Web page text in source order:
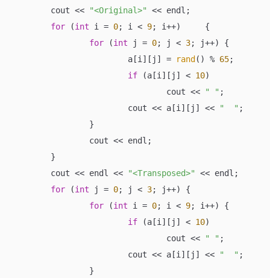
	cout <<
"<Original>"
<< endl;
for (int i = 0; i < 9; i++)	{
for (int j = 0; j < 3; j++) {
			a[i][j] =
rand () % 65;
if (a[i][j] < 10)
				cout <<
" " ;
			cout << a[i][j] <<
"  " ;
	cout << endl <<
"<Transposed>"
<< endl;
for (int j = 0; j < 3; j++) {
for (int i = 0; i < 9; i++) {
if (a[i][j] < 10)
				cout <<
" " ;
			cout << a[i][j] <<
"  " ;